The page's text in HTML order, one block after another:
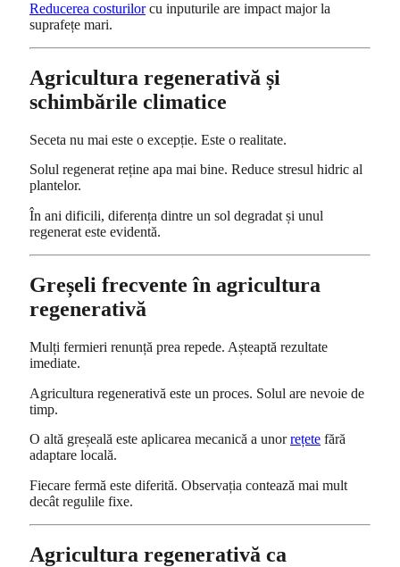
Reducerea costurilorcu inputurile are impact major la
suprafețe mari.
Agricultura regenerativă și
schimbările climatice
Seceta nu mai este o excepție. Este o realitate.
Solul regenerat reține apa mai bine. Reduce stresul hidric al
plantelor.
În ani dificili, diferența dintre un sol degradat și unul
regenerat este evidentă.
Greșeli frecvente în agricultura
regenerativă
Mulți fermieri renunță prea repede. Așteaptă rezultate
imediate.
Agricultura regenerativă este un proces. Solul are nevoie de
timp.
O altă greșeală este aplicarea mecanică a unorrețete fără
adaptare locală.
Fiecare fermă este diferită. Observația contează mai mult
decât regulile fixe.
Agricultura regenerativă ca